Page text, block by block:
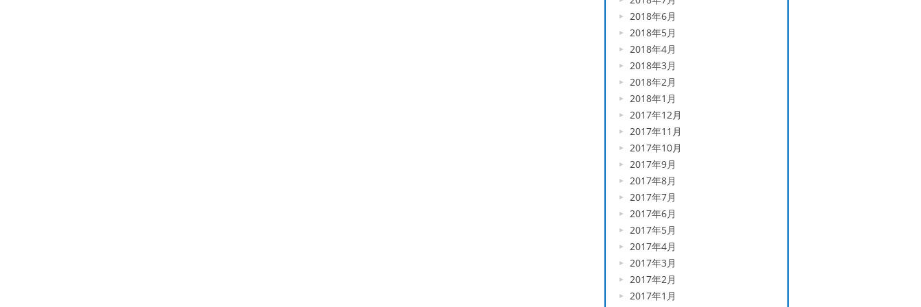
2018年6月
2018年5月
2018年4月
2018年3月
2018年2月
2018年1月
2017年12月
2017年11月
2017年10月
2017年9月
2017年8月
2017年7月
2017年6月
2017年5月
2017年4月
2017年3月
2017年2月
2017年1月